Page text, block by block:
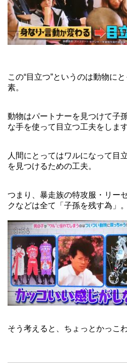
この“目立つ”というのは動物に
素。
動物はパートナーを見つけて子
な手を使って目立つ工夫をします
人間にとってはワルになって目
を見つけるための工夫。
つまり、暴走族の特攻服・リー
クなどは全て「子孫を残す為」。
そう考えると、ちょっとかっこ